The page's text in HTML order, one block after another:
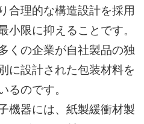
合理的な構造設計を採用
小限に抑えることです。
くの企業が自社製品の独
に設計された包装材料を
るのです。
機器には、紙製緩衝材製